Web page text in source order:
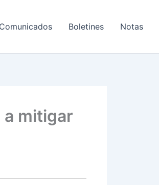
Comunicados Boletines Notas
a mitigar